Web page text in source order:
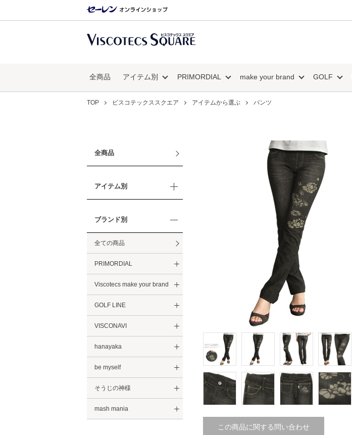
全商品 アイテム別 PRIMORDIAL make your brand GOLF
TOP ビスコテックススクエア アイテムから選ぶ パンツ
全商品
アイテム別
ブランド別
全ての商品
PRIMORDIAL
Viscotecs make your brand
GOLF LINE
VISCONAVI
hanayaka
be myself
そうじの神様
mash mania
この商品に関する問い合わせ